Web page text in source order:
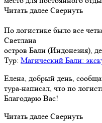
Читать далее Свернуть
По логистике было все
Светлана
остров Бали (Индонезия),
Тур: Магический Бали:
Елена, добрый день,
тура-написал, что по
Благодарю Вас!
Читать далее Свернуть